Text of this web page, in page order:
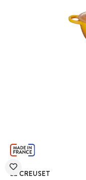
LE CREUSET